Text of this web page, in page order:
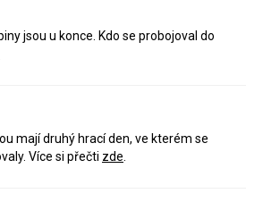
jsou u konce. Kdo se probojoval do
mají druhý hrací den, ve kterém se
Více si přečti zde.